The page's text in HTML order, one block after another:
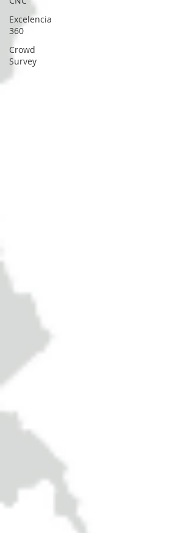
Excelencia
360
Crowd
Survey